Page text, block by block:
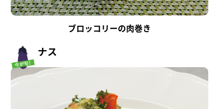
ブロッコリーの肉巻き
ナス